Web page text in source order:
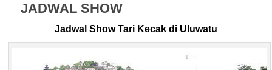
JADWAL SHOW
Jadwal Show Tari Kecak di Uluwatu